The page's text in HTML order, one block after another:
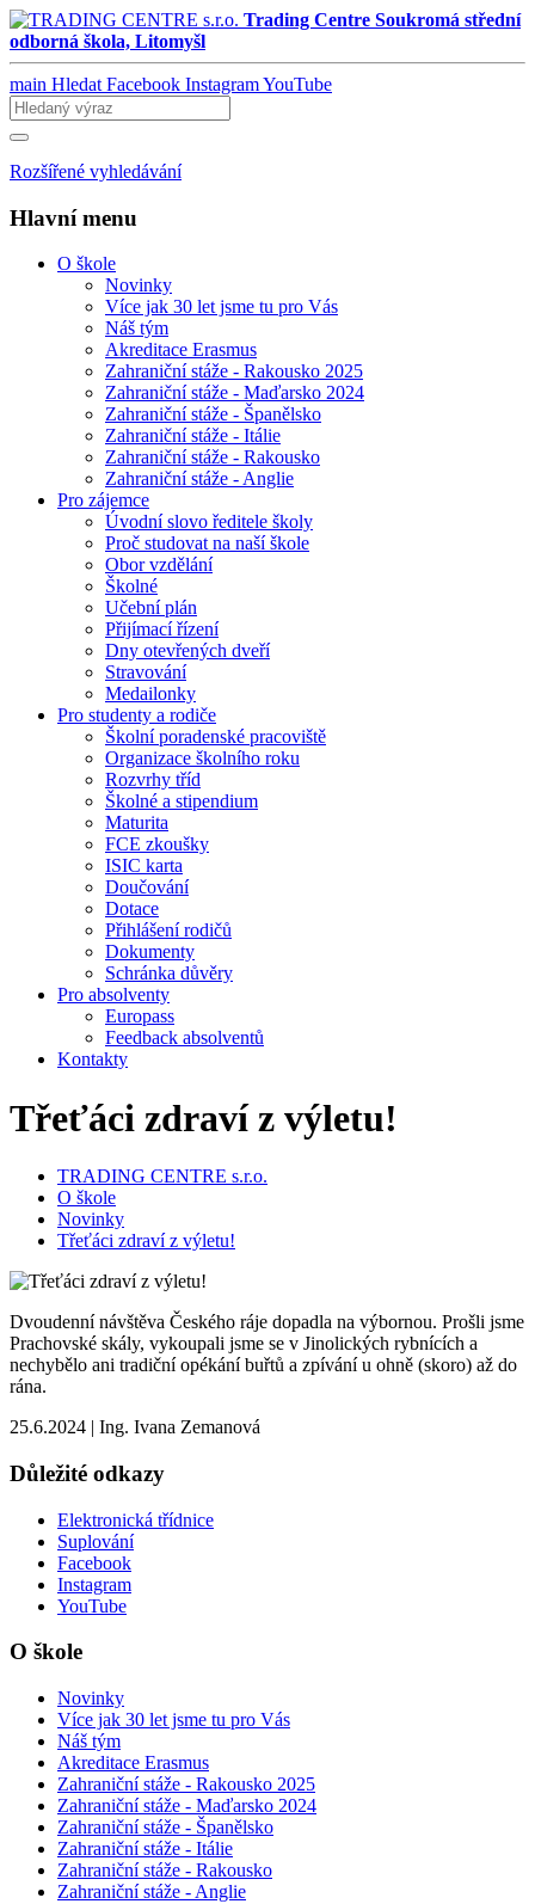
Trading Centre Soukromá střední
odborná škola, Litomyšl
main Hledat Facebook InstagramYouTube
Rozšířené vyhledávání
Hlavní menu
O škole
Novinky
Více jak 30 let jsme tu pro Vás
Náš tým
Akreditace Erasmus
Zahraniční stáže - Rakousko 2025
Zahraniční stáže - Maďarsko 2024
Zahraniční stáže - Španělsko
Zahraniční stáže - Itálie
Zahraniční stáže - Rakousko
Zahraniční stáže - Anglie
Pro zájemce
Úvodní slovo ředitele školy
Proč studovat na naší škole
Obor vzdělání
Školné
Učební plán
Přijímací řízení
Dny otevřených dveří
Stravování
Medailonky
Pro studenty a rodiče
Školní poradenské pracoviště
Organizace školního roku
Rozvrhy tříd
Školné a stipendium
Maturita
FCE zkoušky
ISIC karta
Doučování
Dotace
Přihlášení rodičů
Dokumenty
Schránka důvěry
Pro absolventy
Europass
Feedback absolventů
Kontakty
Třeťáci zdraví z výletu!
TRADING CENTRE s.r.o.
O škole
Novinky
Třeťáci zdraví z výletu!
Dvoudenní návštěva Českého ráje dopadla na výbornou. Prošli jsme
Prachovské skály, vykoupali jsme se v Jinolických rybnících a
nechybělo ani tradiční opékání buřtů a zpívání u ohně (skoro) až do
rána.
25.6.2024 | Ing. Ivana Zemanová
Důležité odkazy
Elektronická třídnice
Suplování
Facebook
Instagram
YouTube
O škole
Novinky
Více jak 30 let jsme tu pro Vás
Náš tým
Akreditace Erasmus
Zahraniční stáže - Rakousko 2025
Zahraniční stáže - Maďarsko 2024
Zahraniční stáže - Španělsko
Zahraniční stáže - Itálie
Zahraniční stáže - Rakousko
Zahraniční stáže - Anglie